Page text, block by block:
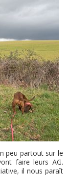
peu partout sur le
faire leurs AG.
il nous paraît